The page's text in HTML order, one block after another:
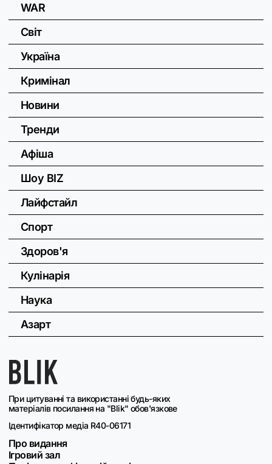
При цитуванні та використанні будь-яких
матеріалів посилання на "Blik" обов'язкове
Ідентифікатор медіа R40-06171
Про видання
Ігровий зал
WAR
Світ
Україна
Кримінал
Новини
Тренди
Афіша
Шоу BIZ
Лайфстайл
Спорт
Здоров'я
Кулінарія
Наука
Азарт